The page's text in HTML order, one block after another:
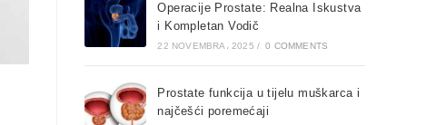
Operacije Prostate: Realna Iskustva
i Kompletan Vodič
22 NOVEMBRA، 2025 / 0 COMMENTS
Prostate funkcija u tijelu muškarca i
najčešći poremećaji